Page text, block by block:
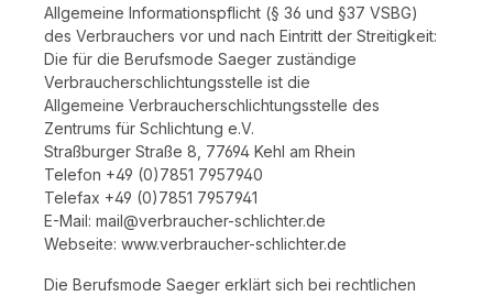
Allgemeine Informationspflicht (§ 36 und §37 VSBG)
des Verbrauchers vor und nach Eintritt der Streitigkeit:
Die für die Berufsmode Saeger zuständige
Verbraucherschlichtungsstelle ist die
Allgemeine Verbraucherschlichtungsstelle des
Zentrums für Schlichtung e.V.
Straßburger Straße 8, 77694 Kehl am Rhein
Telefon +49 (0)7851 7957940
Telefax +49 (0)7851 7957941
E-Mail: mail@verbraucher-schlichter.de
Webseite: www.verbraucher-schlichter.de
Die Berufsmode Saeger erklärt sich bei rechtlichen